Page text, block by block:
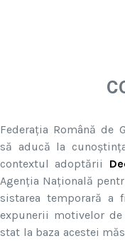
Federația Română de
să aducă la
contextul adoptării
Agenția Națională
sistarea temporară a
expunerii motivelor
stat la baza acestei